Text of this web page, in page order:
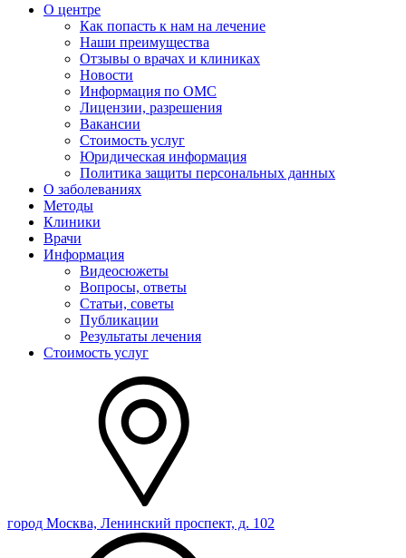
О центре
Как попасть к нам на лечение
Наши преимущества
Отзывы о врачах и клиниках
Новости
Информация по ОМС
Лицензии, разрешения
Вакансии
Стоимость услуг
Юридическая информация
Политика защиты персональных данных
О заболеваниях
Методы
Клиники
Врачи
Информация
Видеосюжеты
Вопросы, ответы
Статьи, советы
Публикации
Результаты лечения
Стоимость услуг
город Москва, Ленинский проспект, д. 102